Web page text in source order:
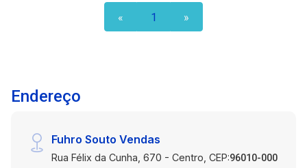
« 1 »
Endereço
Fuhro Souto Vendas
Rua Félix da Cunha, 670 - Centro, CEP:96010-000